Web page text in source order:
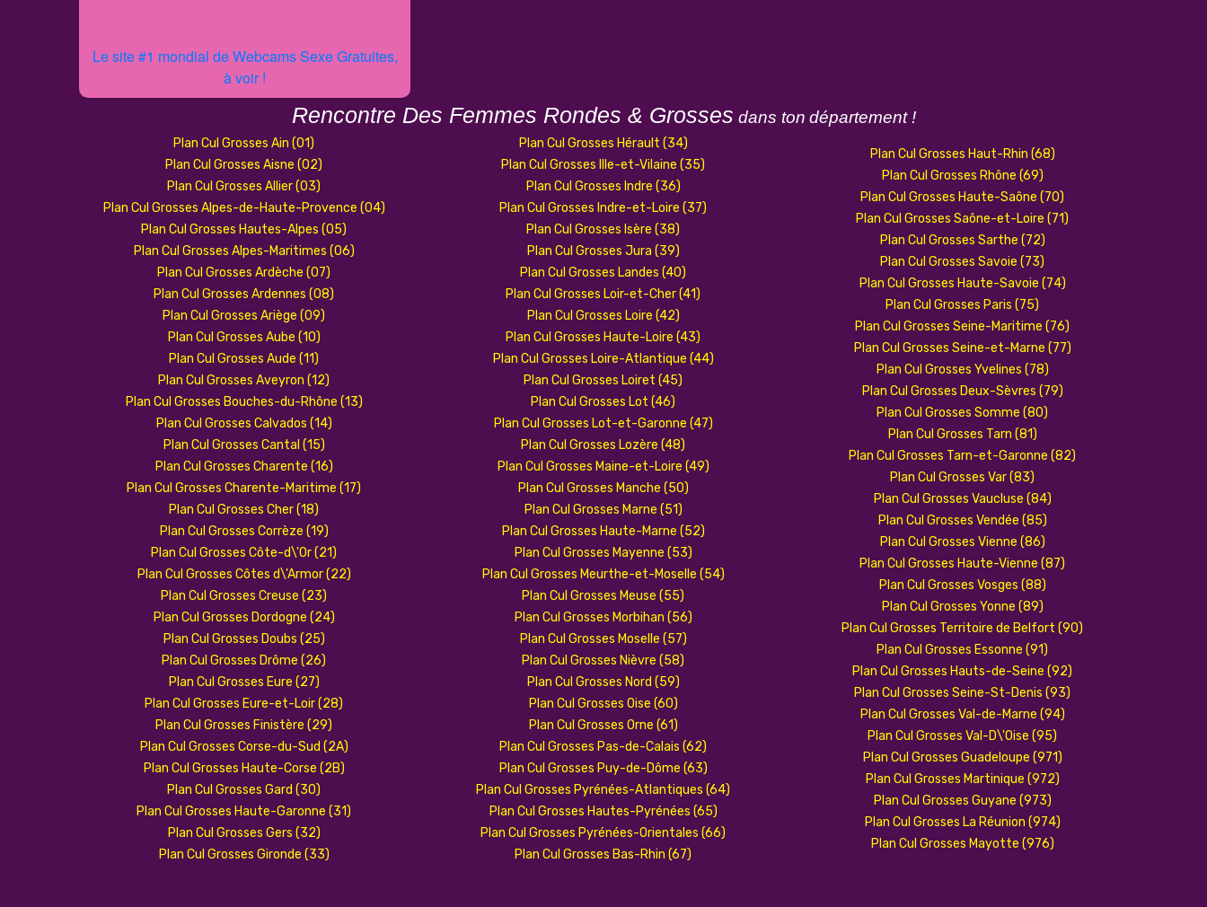
Le site #1 mondial de Webcams Sexe Gratuites,
à voir !
Rencontre Des Femmes Rondes & Grosses dans ton département !
Plan Cul Grosses Ain (01)
Plan Cul Grosses Aisne (02)
Plan Cul Grosses Allier (03)
Plan Cul Grosses Alpes-de-Haute-Provence (04)
Plan Cul Grosses Hautes-Alpes (05)
Plan Cul Grosses Alpes-Maritimes (06)
Plan Cul Grosses Ardèche (07)
Plan Cul Grosses Ardennes (08)
Plan Cul Grosses Ariège (09)
Plan Cul Grosses Aube (10)
Plan Cul Grosses Aude (11)
Plan Cul Grosses Aveyron (12)
Plan Cul Grosses Bouches-du-Rhône (13)
Plan Cul Grosses Calvados (14)
Plan Cul Grosses Cantal (15)
Plan Cul Grosses Charente (16)
Plan Cul Grosses Charente-Maritime (17)
Plan Cul Grosses Cher (18)
Plan Cul Grosses Corrèze (19)
Plan Cul Grosses Côte-d\'Or (21)
Plan Cul Grosses Côtes d\'Armor (22)
Plan Cul Grosses Creuse (23)
Plan Cul Grosses Dordogne (24)
Plan Cul Grosses Doubs (25)
Plan Cul Grosses Drôme (26)
Plan Cul Grosses Eure (27)
Plan Cul Grosses Eure-et-Loir (28)
Plan Cul Grosses Finistère (29)
Plan Cul Grosses Corse-du-Sud (2A)
Plan Cul Grosses Haute-Corse (2B)
Plan Cul Grosses Gard (30)
Plan Cul Grosses Haute-Garonne (31)
Plan Cul Grosses Gers (32)
Plan Cul Grosses Gironde (33)
Plan Cul Grosses Hérault (34)
Plan Cul Grosses Ille-et-Vilaine (35)
Plan Cul Grosses Indre (36)
Plan Cul Grosses Indre-et-Loire (37)
Plan Cul Grosses Isère (38)
Plan Cul Grosses Jura (39)
Plan Cul Grosses Landes (40)
Plan Cul Grosses Loir-et-Cher (41)
Plan Cul Grosses Loire (42)
Plan Cul Grosses Haute-Loire (43)
Plan Cul Grosses Loire-Atlantique (44)
Plan Cul Grosses Loiret (45)
Plan Cul Grosses Lot (46)
Plan Cul Grosses Lot-et-Garonne (47)
Plan Cul Grosses Lozère (48)
Plan Cul Grosses Maine-et-Loire (49)
Plan Cul Grosses Manche (50)
Plan Cul Grosses Marne (51)
Plan Cul Grosses Haute-Marne (52)
Plan Cul Grosses Mayenne (53)
Plan Cul Grosses Meurthe-et-Moselle (54)
Plan Cul Grosses Meuse (55)
Plan Cul Grosses Morbihan (56)
Plan Cul Grosses Moselle (57)
Plan Cul Grosses Nièvre (58)
Plan Cul Grosses Nord (59)
Plan Cul Grosses Oise (60)
Plan Cul Grosses Orne (61)
Plan Cul Grosses Pas-de-Calais (62)
Plan Cul Grosses Puy-de-Dôme (63)
Plan Cul Grosses Pyrénées-Atlantiques (64)
Plan Cul Grosses Hautes-Pyrénées (65)
Plan Cul Grosses Pyrénées-Orientales (66)
Plan Cul Grosses Bas-Rhin (67)
Plan Cul Grosses Haut-Rhin (68)
Plan Cul Grosses Rhône (69)
Plan Cul Grosses Haute-Saône (70)
Plan Cul Grosses Saône-et-Loire (71)
Plan Cul Grosses Sarthe (72)
Plan Cul Grosses Savoie (73)
Plan Cul Grosses Haute-Savoie (74)
Plan Cul Grosses Paris (75)
Plan Cul Grosses Seine-Maritime (76)
Plan Cul Grosses Seine-et-Marne (77)
Plan Cul Grosses Yvelines (78)
Plan Cul Grosses Deux-Sèvres (79)
Plan Cul Grosses Somme (80)
Plan Cul Grosses Tarn (81)
Plan Cul Grosses Tarn-et-Garonne (82)
Plan Cul Grosses Var (83)
Plan Cul Grosses Vaucluse (84)
Plan Cul Grosses Vendée (85)
Plan Cul Grosses Vienne (86)
Plan Cul Grosses Haute-Vienne (87)
Plan Cul Grosses Vosges (88)
Plan Cul Grosses Yonne (89)
Plan Cul Grosses Territoire de Belfort (90)
Plan Cul Grosses Essonne (91)
Plan Cul Grosses Hauts-de-Seine (92)
Plan Cul Grosses Seine-St-Denis (93)
Plan Cul Grosses Val-de-Marne (94)
Plan Cul Grosses Val-D\'Oise (95)
Plan Cul Grosses Guadeloupe (971)
Plan Cul Grosses Martinique (972)
Plan Cul Grosses Guyane (973)
Plan Cul Grosses La Réunion (974)
Plan Cul Grosses Mayotte (976)